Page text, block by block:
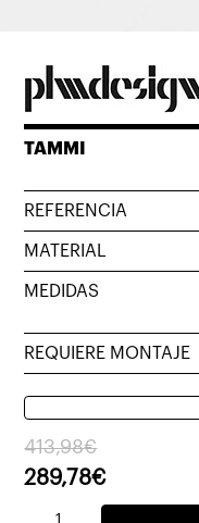
TAMMI
REFERENCIA
MATERIAL
MEDIDAS
REQUIERE MONTAJE
413,98€
El
precio
original
289,78€
El
precio
Mesita